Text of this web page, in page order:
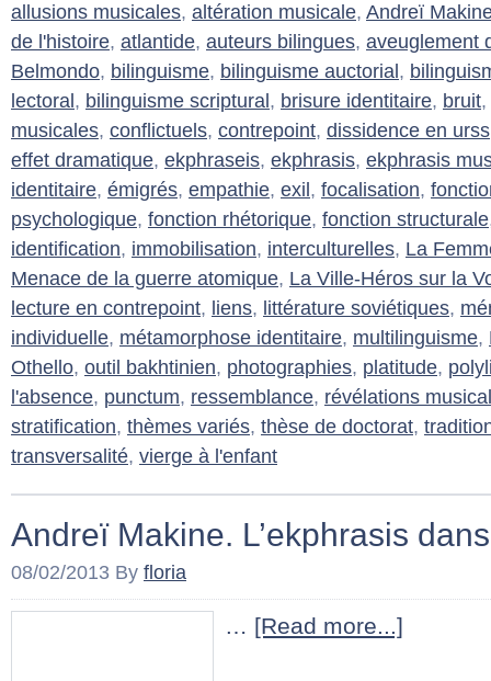
allusions musicales, altération musicale, Andreï
de l'histoire, atlantide, auteurs bilingues, aveuglement
Belmondo, bilinguisme, bilinguisme auctorial ,
lectoral , bilinguisme scriptural , brisure identitaire, bruit,
musicales, conflictuels, contrepoint, dissidence en urss
effet dramatique, ekphraseis, ekphrasis, ekphrasis
identitaire, émigrés, empathie, exil , focalisation,
psychologique, fonction rhétorique, fonction structurale
identification, immobilisation, interculturelles, La
Menace de la guerre atomique, La Ville-Héros sur la
lecture en contrepoint, liens, littérature soviétiques,
individuelle, métamorphose identitaire, multilinguisme,
Othello, outil bakhtinien, photographies, platitude,
l'absence, punctum, ressemblance, révélations
stratification, thèmes variés, thèse de doctorat,
transversalité, vierge à l'enfant
Andreï Makine. L’ekphrasis
08/02/2013 By floria
… [Read more...]